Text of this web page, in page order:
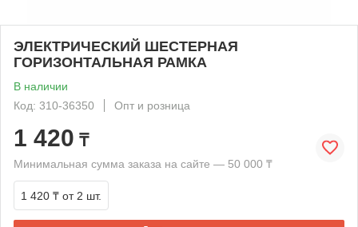
ЭЛЕКТРИЧЕСКИЙ ШЕСТЕРНАЯ
ГОРИЗОНТАЛЬНАЯ РАМКА
В наличии
Код: 310-36350
Опт и розница
1 420 ₸
Минимальная сумма заказа на сайте — 50 000 ₸
1 420 ₸ от 2 шт.